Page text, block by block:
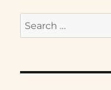
Search
for: